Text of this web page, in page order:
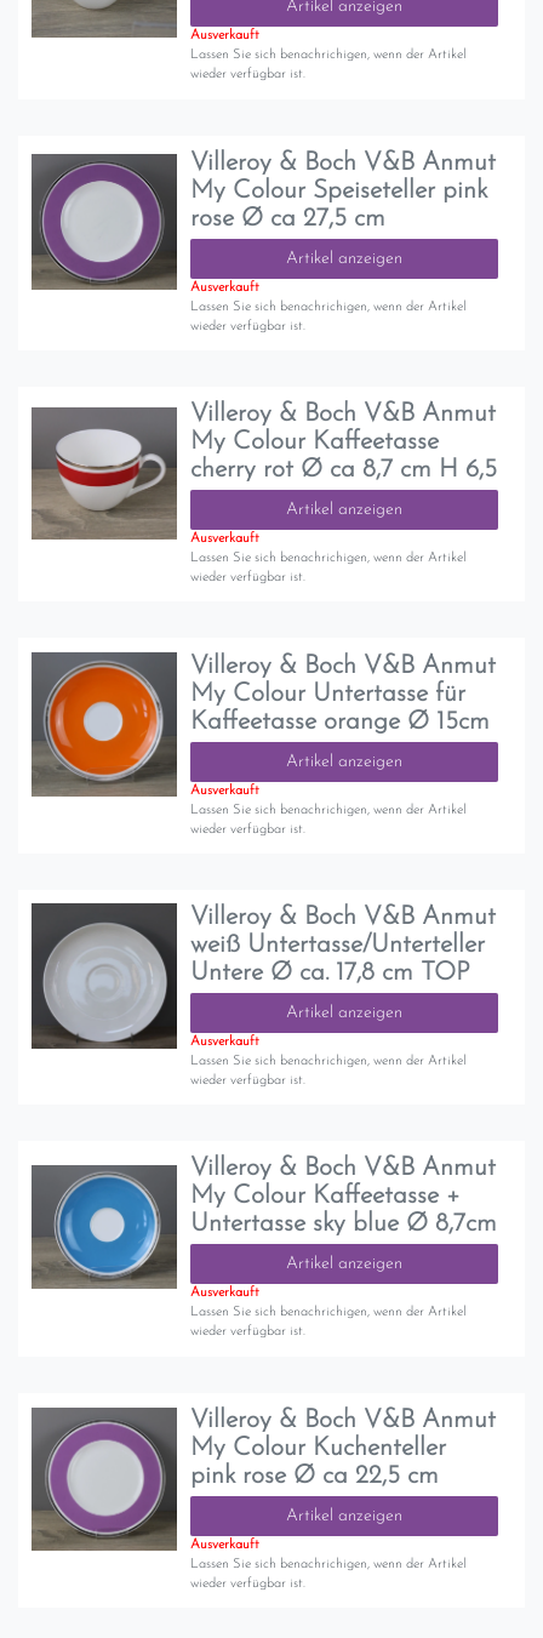
Artikel anzeigen
Ausverkauft
Lassen Sie sich benachrichigen, wenn der Artikel
wieder verfügbar ist.
Villeroy & Boch V&B Anmut
My Colour Speiseteller pink
rose Ø ca 27,5 cm
Artikel anzeigen
Ausverkauft
Lassen Sie sich benachrichigen, wenn der Artikel
wieder verfügbar ist.
Villeroy & Boch V&B Anmut
My Colour Kaffeetasse
cherry rot Ø ca 8,7 cm H 6,5
Artikel anzeigen
Ausverkauft
Lassen Sie sich benachrichigen, wenn der Artikel
wieder verfügbar ist.
Villeroy & Boch V&B Anmut
My Colour Untertasse für
Kaffeetasse orange Ø 15cm
Artikel anzeigen
Ausverkauft
Lassen Sie sich benachrichigen, wenn der Artikel
wieder verfügbar ist.
Villeroy & Boch V&B Anmut
weiß Untertasse/Unterteller
Untere Ø ca. 17,8 cm TOP
Artikel anzeigen
Ausverkauft
Lassen Sie sich benachrichigen, wenn der Artikel
wieder verfügbar ist.
Villeroy & Boch V&B Anmut
My Colour Kaffeetasse +
Untertasse sky blue Ø 8,7cm
Artikel anzeigen
Ausverkauft
Lassen Sie sich benachrichigen, wenn der Artikel
wieder verfügbar ist.
Villeroy & Boch V&B Anmut
My Colour Kuchenteller
pink rose Ø ca 22,5 cm
Artikel anzeigen
Ausverkauft
Lassen Sie sich benachrichigen, wenn der Artikel
wieder verfügbar ist.